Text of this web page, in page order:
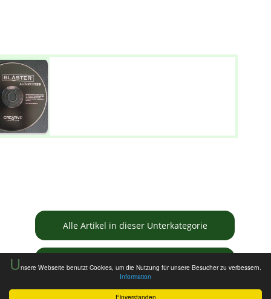
Einverstanden
Unsere Webseite benutzt Cookies, um die Nutzung für unsere Besucher zu verbessern.
Information
Alle Artikel in dieser Unterkategorie
Informationen zur Tauschbörse